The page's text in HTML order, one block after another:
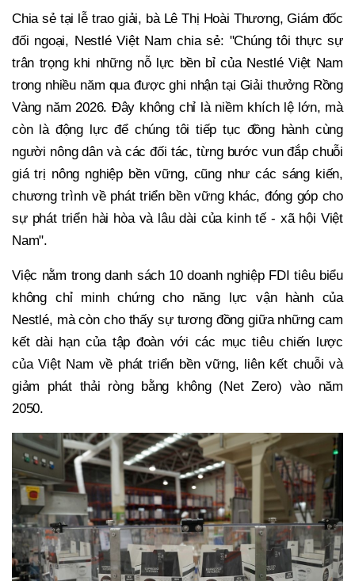
Chia sẻ tại lễ trao giải, bà Lê Thị Hoài Thương, Giám đốc
đối ngoại, Nestlé Việt Nam chia sẻ: "Chúng tôi thực sự
trân trọng khi những nỗ lực bền bỉ của Nestlé Việt Nam
trong nhiều năm qua được ghi nhận tại Giải thưởng Rồng
Vàng năm 2026. Đây không chỉ là niềm khích lệ lớn, mà
còn là động lực để chúng tôi tiếp tục đồng hành cùng
người nông dân và các đối tác, từng bước vun đắp chuỗi
giá trị nông nghiệp bền vững, cũng như các sáng kiến,
chương trình về phát triển bền vững khác, đóng góp cho
sự phát triển hài hòa và lâu dài của kinh tế - xã hội Việt
Nam".
Việc nằm trong danh sách 10 doanh nghiệp FDI tiêu biểu
không chỉ minh chứng cho năng lực vận hành của
Nestlé, mà còn cho thấy sự tương đồng giữa những cam
kết dài hạn của tập đoàn với các mục tiêu chiến lược
của Việt Nam về phát triển bền vững, liên kết chuỗi và
giảm phát thải ròng bằng không (Net Zero) vào năm
2050.